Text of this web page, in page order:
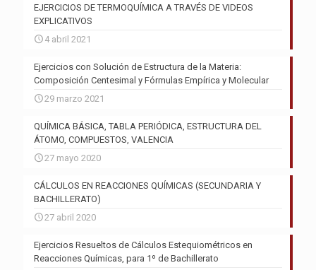
EJERCICIOS DE TERMOQUÍMICA A TRAVÉS DE VIDEOS
EXPLICATIVOS
4 abril 2021
Ejercicios con Solución de Estructura de la Materia:
Composición Centesimal y Fórmulas Empírica y Molecular
29 marzo 2021
QUÍMICA BÁSICA, TABLA PERIÓDICA, ESTRUCTURA DEL
ÁTOMO, COMPUESTOS, VALENCIA
27 mayo 2020
CÁLCULOS EN REACCIONES QUÍMICAS (SECUNDARIA Y
BACHILLERATO)
27 abril 2020
Ejercicios Resueltos de Cálculos Estequiométricos en
Reacciones Químicas, para 1º de Bachillerato